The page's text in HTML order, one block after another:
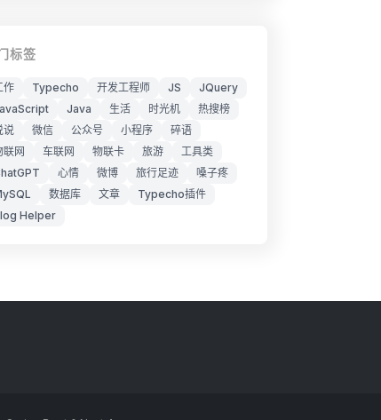
标签
作 Typecho 开发工程师 JS
JQuery
Java 生活 时光机
热搜榜
说
微信 公众号 小程序
碎语
联网
车联网 物联卡 旅游
工具类
心情 微博 旅行足迹
嗓子疼
数据库 文章
Typecho插件
Helper